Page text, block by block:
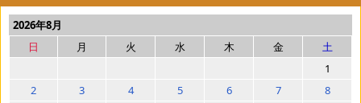
2026年8月
日
月 火 水 木 金
土
1
2
3 4 5 6 7
8